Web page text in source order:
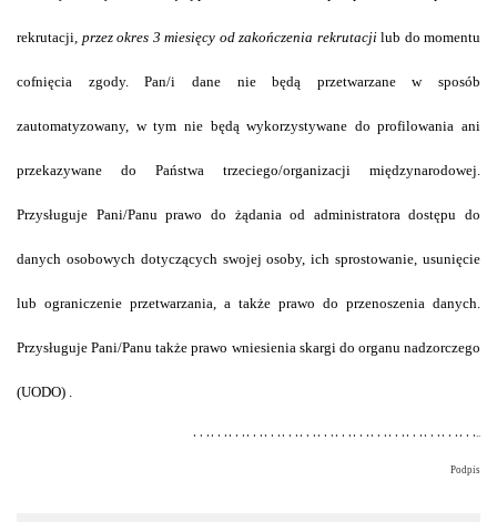
rekrutacji, przez okres 3 miesięcy od zakończenia rekrutacji lub do momentu
cofnięcia zgody. Pan/i dane nie będą przetwarzane w sposób
zautomatyzowany, w tym nie będą wykorzystywane do profilowania ani
przekazywane do Państwa trzeciego/organizacji międzynarodowej.
Przysługuje Pani/Panu prawo do żądania od administratora dostępu do
danych osobowych dotyczących swojej osoby, ich sprostowanie, usunięcie
lub ograniczenie przetwarzania, a także prawo do przenoszenia danych.
Przysługuje Pani/Panu także prawo wniesienia skargi do organu nadzorczego
(UODO) .
…………………………………………..
Podpis